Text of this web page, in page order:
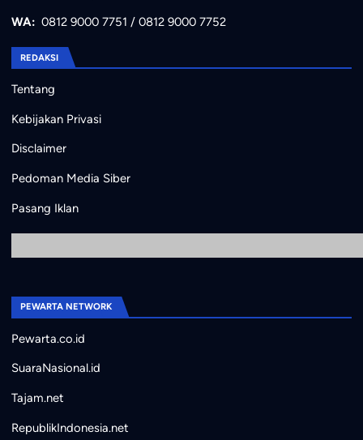
WA: 0812 9000 7751 / 0812 9000 7752
REDAKSI
Tentang
Kebijakan Privasi
Disclaimer
Pedoman Media Siber
Pasang Iklan
PEWARTA NETWORK
Pewarta.co.id
SuaraNasional.id
Tajam.net
RepublikIndonesia.net